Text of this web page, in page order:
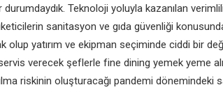
durumdaydık. Teknoloji yoluyla kazanılan
sanitasyon ve gıda güvenliği
olup yatırım ve ekipman seçiminde ciddi bir
verecek şeflerle fine dining yemek yeme
riskinin oluşturacağı pandemi